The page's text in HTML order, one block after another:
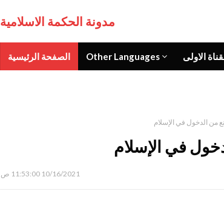
مدونة الحكمة الاسلامية
الصفحة الرئيسية Other Languages الاولى
من الدخول في الإسلام
في الإسلام
10/16/2021 11:53:00 ص